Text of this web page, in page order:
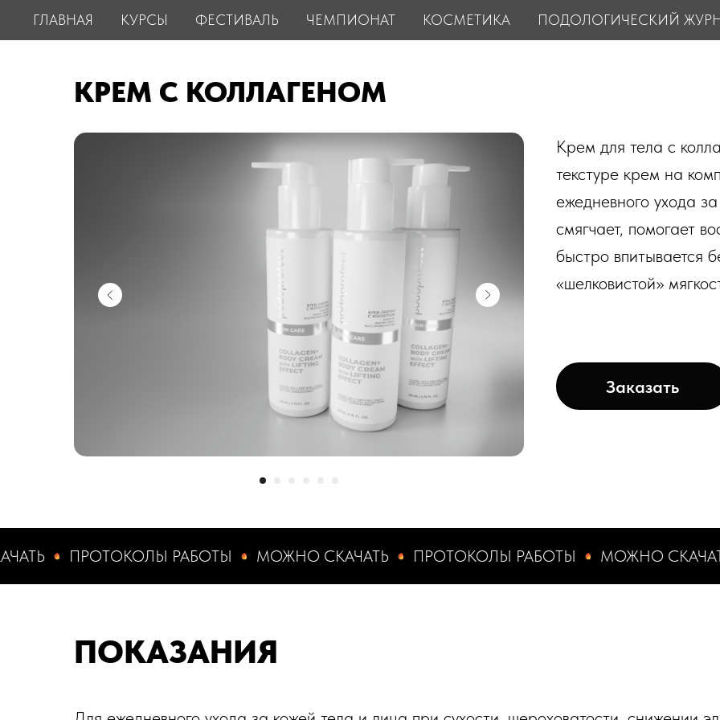
ГЛАВНАЯ КУРСЫ ФЕСТИВАЛЬ ЧЕМПИОНАТ КОСМЕТИКА ПОДОЛОГИЧЕСКИЙ
КРЕМ С КОЛЛАГЕНОМ
Крем для тела с
текстуре крем на
ежедневного ухода
смягчает, помогает
быстро впитывается
«шелковистой»
Заказать
ПРОТОКОЛЫ РАБОТЫ МОЖНО СКАЧАТЬ ПРОТОКОЛЫ РАБОТЫ МОЖНО СКАЧАТЬ
ПОКАЗАНИЯ